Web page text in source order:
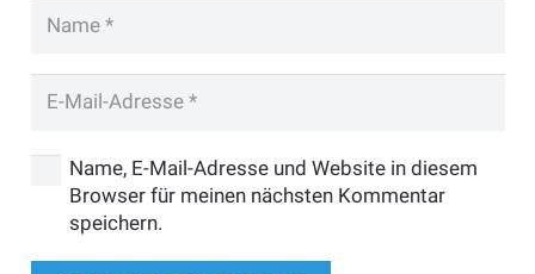
Name, E-Mail-Adresse und Website in diesem
Browser für meinen nächsten Kommentar
speichern.